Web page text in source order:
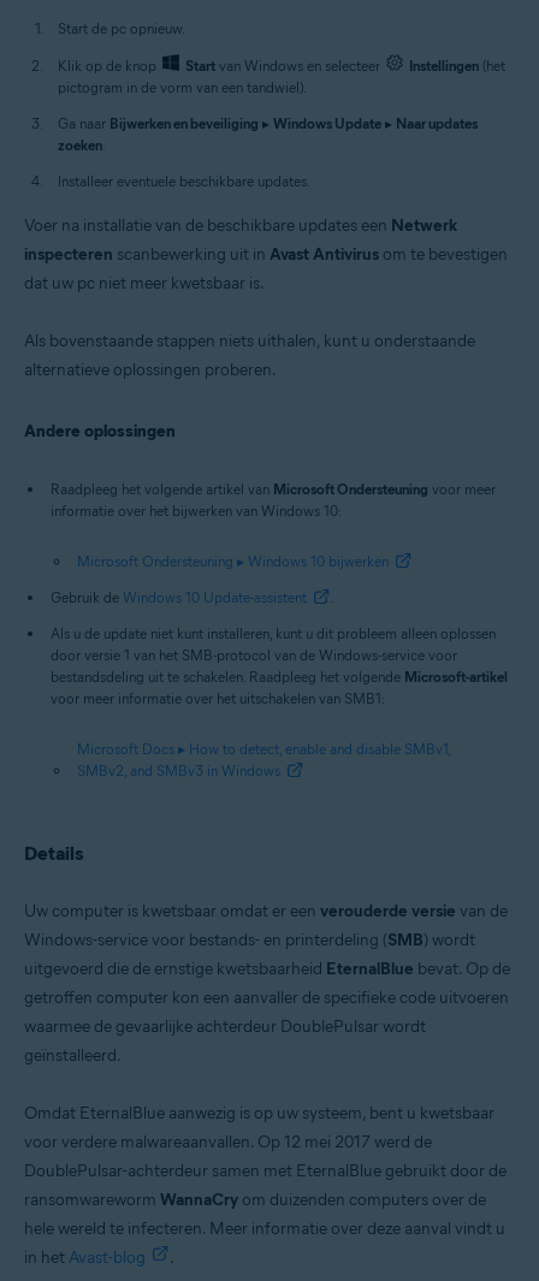
Start de pc opnieuw.
Klik op de knop Start van Windows en selecteer Instellingen (het
pictogram in de vorm van een tandwiel).
Ga naar Bijwerken en beveiliging ▸ Windows Update ▸ Naar updates
zoeken.
Installeer eventuele beschikbare updates.
Voer na installatie van de beschikbare updates een Netwerk
inspecteren scanbewerking uit in Avast Antivirus om te bevestigen
dat uw pc niet meer kwetsbaar is.
Als bovenstaande stappen niets uithalen, kunt u onderstaande
alternatieve oplossingen proberen.
Andere oplossingen
Raadpleeg het volgende artikel van Microsoft Ondersteuning voor meer
informatie over het bijwerken van Windows 10:
Microsoft Ondersteuning ▸ Windows 10 bijwerken
Gebruik de Windows 10 Update-assistent
.
Als u de update niet kunt installeren, kunt u dit probleem alleen oplossen
door versie 1 van het SMB-protocol van de Windows-service voor
bestandsdeling uit te schakelen. Raadpleeg het volgende Microsoft-artikel
voor meer informatie over het uitschakelen van SMB1:
Microsoft Docs ▸ How to detect, enable and disable SMBv1,
SMBv2, and SMBv3 in Windows
Details
Uw computer is kwetsbaar omdat er een verouderde versie van de
Windows-service voor bestands- en printerdeling (SMB) wordt
uitgevoerd die de ernstige kwetsbaarheid EternalBlue bevat. Op de
getroffen computer kon een aanvaller de specifieke code uitvoeren
waarmee de gevaarlijke achterdeur DoublePulsar wordt
geïnstalleerd.
Omdat EternalBlue aanwezig is op uw systeem, bent u kwetsbaar
voor verdere malwareaanvallen. Op 12 mei 2017 werd de
DoublePulsar-achterdeur samen met EternalBlue gebruikt door de
ransomwareworm WannaCry om duizenden computers over de
hele wereld te infecteren. Meer informatie over deze aanval vindt u
in het Avast-blog .